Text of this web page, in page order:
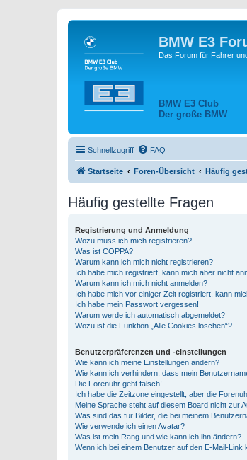
BMW E3
Das Forum für Fahrer
BMW E3 Club
Der große BMW
Schnellzugriff FAQ
Startseite Foren-Übersicht Häufig
Häufig gestellte Fragen
Registrierung und Anmeldung
Wozu muss ich mich registrieren?
Was ist COPPA?
Warum kann ich mich nicht registrieren?
Ich habe mich registriert, kann mich aber nicht
Warum kann ich mich nicht anmelden?
Ich habe mich vor einiger Zeit registriert, kann
Ich habe mein Passwort vergessen!
Warum werde ich automatisch abgemeldet?
Wozu ist die Funktion „Alle Cookies löschen“?
Benutzerpräferenzen und -einstellungen
Wie kann ich meine Einstellungen ändern?
Wie kann ich verhindern, dass mein
Die Forenuhr geht falsch!
Ich habe die Zeitzone eingestellt, aber die
Meine Sprache steht auf diesem Board nicht zur
Was sind das für Bilder, die bei meinem
Wie verwende ich einen Avatar?
Was ist mein Rang und wie kann ich ihn ändern?
Wenn ich bei einem Benutzer auf den E-Mail-